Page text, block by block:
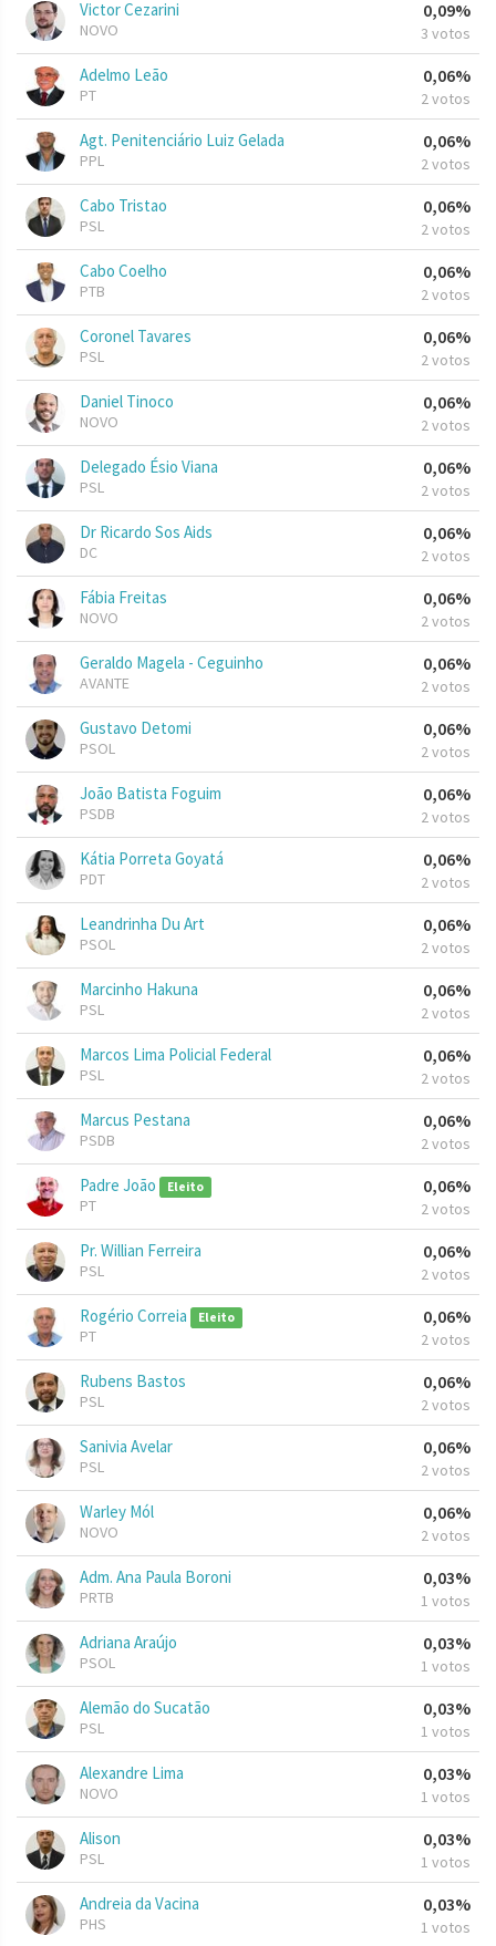
Victor Cezarini
NOVO
0,09%
3 votos
Adelmo Leão
PT
0,06%
2 votos
Agt. Penitenciário Luiz Gelada
PPL
0,06%
2 votos
Cabo Tristao
PSL
0,06%
2 votos
Cabo Coelho
PTB
0,06%
2 votos
Coronel Tavares
PSL
0,06%
2 votos
Daniel Tinoco
NOVO
0,06%
2 votos
Delegado Ésio Viana
PSL
0,06%
2 votos
Dr Ricardo Sos Aids
DC
0,06%
2 votos
Fábia Freitas
NOVO
0,06%
2 votos
Geraldo Magela - Ceguinho
AVANTE
0,06%
2 votos
Gustavo Detomi
PSOL
0,06%
2 votos
João Batista Foguim
PSDB
0,06%
2 votos
Kátia Porreta Goyatá
PDT
0,06%
2 votos
Leandrinha Du Art
PSOL
0,06%
2 votos
Marcinho Hakuna
PSL
0,06%
2 votos
Marcos Lima Policial Federal
PSL
0,06%
2 votos
Marcus Pestana
PSDB
0,06%
2 votos
Padre João Eleito
PT
0,06%
2 votos
Pr. Willian Ferreira
PSL
0,06%
2 votos
Rogério Correia Eleito
PT
0,06%
2 votos
Rubens Bastos
PSL
0,06%
2 votos
Sanivia Avelar
PSL
0,06%
2 votos
Warley Mól
NOVO
0,06%
2 votos
Adm. Ana Paula Boroni
PRTB
0,03%
1 votos
Adriana Araújo
PSOL
0,03%
1 votos
Alemão do Sucatão
PSL
0,03%
1 votos
Alexandre Lima
NOVO
0,03%
1 votos
Alison
PSL
0,03%
1 votos
Andreia da Vacina
PHS
0,03%
1 votos